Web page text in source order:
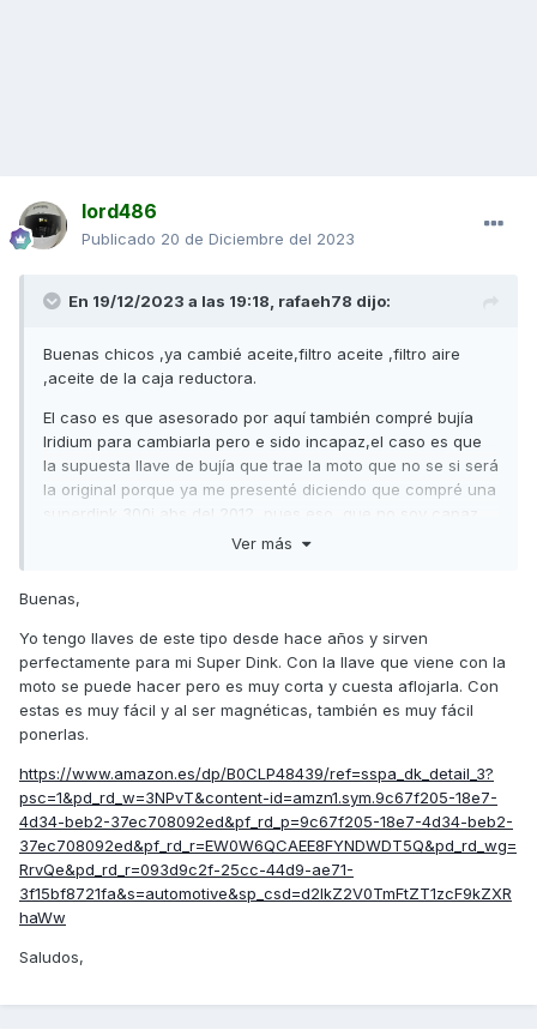
lord486
Publicado 20 de Diciembre del 2023
En 19/12/2023 a las 19:18, rafaeh78 dijo:
Buenas chicos ,ya cambié aceite,filtro aceite ,filtro aire
,aceite de la caja reductora.
El caso es que asesorado por aquí también compré bujía
Iridium para cambiarla pero e sido incapaz,el caso es que
la supuesta llave de bujía que trae la moto que no se si será
la original porque ya me presenté diciendo que compré una
superdink 300i abs del 2012 ,pues eso ,que no soy capaz
de que la llave entre,lo e intentado por como vi en videos
juego carracas,etc etc y nada ,no llego jsjaja,la que no es
gruesa es corta jajajjaja
Ver más
Buenas,
Yo tengo llaves de este tipo desde hace años y sirven
perfectamente para mi Super Dink. Con la llave que viene con la
moto se puede hacer pero es muy corta y cuesta aflojarla. Con
estas es muy fácil y al ser magnéticas, también es muy fácil
ponerlas.
https://www.amazon.es/dp/B0CLP48439/ref=sspa_dk_detail_3?
psc=1&pd_rd_w=3NPvT&content-id=amzn1.sym.9c67f205-18e7-
4d34-beb2-37ec708092ed&pf_rd_p=9c67f205-18e7-4d34-beb2-
37ec708092ed&pf_rd_r=EW0W6QCAEE8FYNDWDT5Q&pd_rd_wg=
RrvQe&pd_rd_r=093d9c2f-25cc-44d9-ae71-
3f15bf8721fa&s=automotive&sp_csd=d2lkZ2V0TmFtZT1zcF9kZXR
haWw
Saludos,